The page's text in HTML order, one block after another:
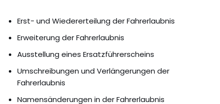
Erst- und Wiedererteilung der Fahrerlaubnis
Erweiterung der Fahrerlaubnis
Ausstellung eines Ersatzführerscheins
Umschreibungen und Verlängerungen der
Fahrerlaubnis
Namensänderungen in der Fahrerlaubnis